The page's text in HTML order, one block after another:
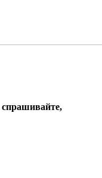
спрашивайте,